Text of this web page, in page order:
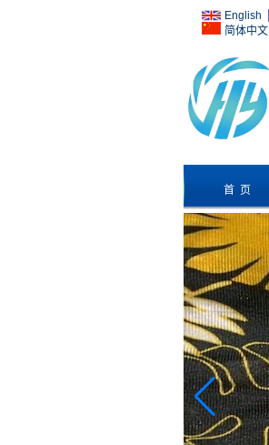
English
简体中文
首 页